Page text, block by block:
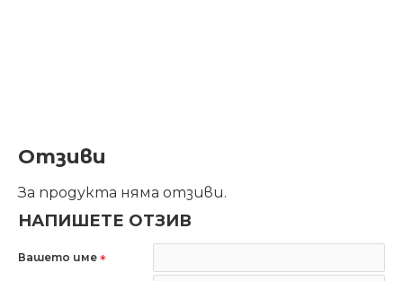
Отзиви
За продукта няма отзиви.
НАПИШЕТЕ ОТЗИВ
Вашето име